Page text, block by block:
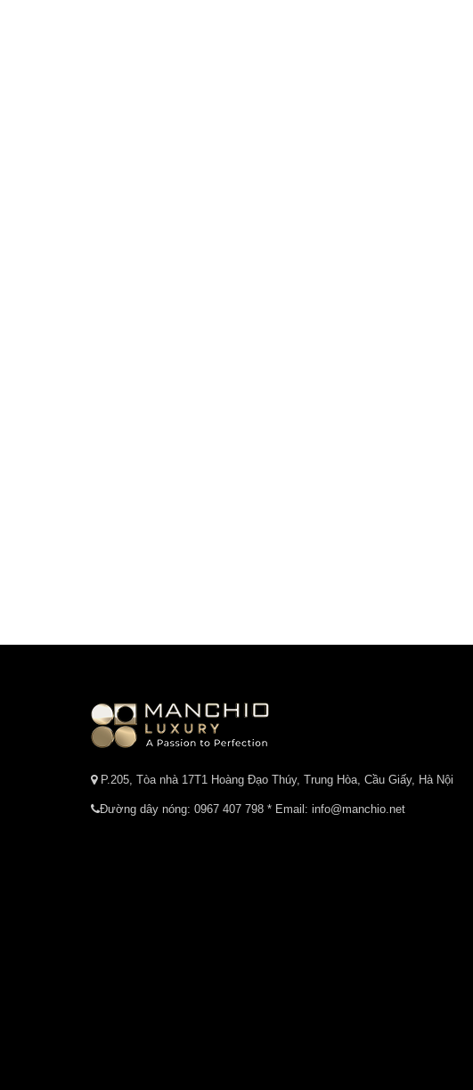
P.205, Tòa nhà 17T1 Hoàng Đạo Thúy, Trung Hòa, Cầu Giấy, Hà Nội
Đường dây nóng: 0967 407 798 * Email: info@manchio.net